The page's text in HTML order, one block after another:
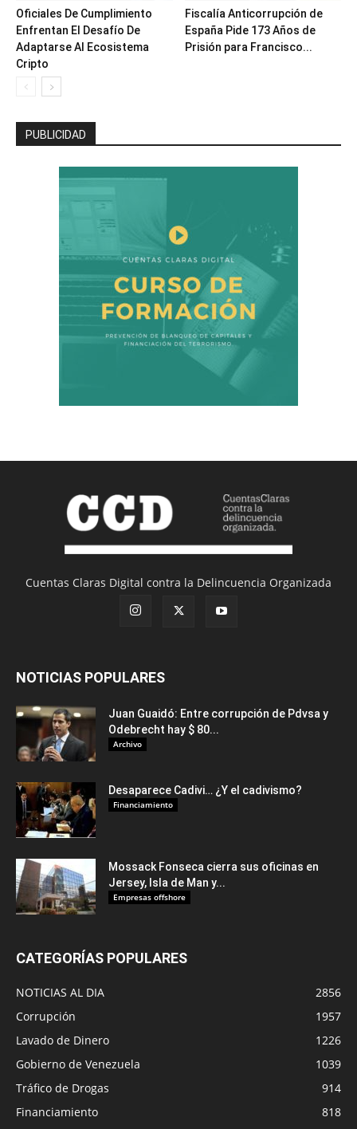
Oficiales De Cumplimiento
Enfrentan El Desafío De
Adaptarse Al Ecosistema
Cripto
Fiscalía Anticorrupción de
España Pide 173 Años de
Prisión para Francisco...
PUBLICIDAD
Cuentas Claras Digital contra la Delincuencia Organizada
NOTICIAS POPULARES
Juan Guaidó: Entre corrupción de Pdvsa y
Odebrecht hay $ 80...
Archivo
Desaparece Cadivi… ¿Y el cadivismo?
Financiamiento
Mossack Fonseca cierra sus oficinas en
Jersey, Isla de Man y...
Empresas offshore
CATEGORÍAS POPULARES
NOTICIAS AL DIA
2856
Corrupción
1957
Lavado de Dinero
1226
Gobierno de Venezuela
1039
Tráfico de Drogas
914
Financiamiento
818